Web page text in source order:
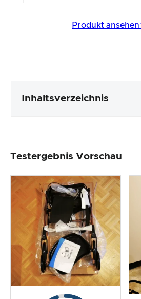
Produkt
Inhaltsverzeichnis
Produktverarbeitung &
Der Praxistest
Preis-/ Leistungsverhältnis
Gesamtergebnis
Testergebnis Vorschau